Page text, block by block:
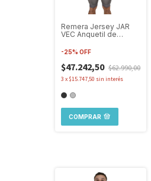
Remera Jersey JAR
VEC Anquetil de
-25% OFF
$47.242,50 $62.990,00
3 x $15.747,50 sin interés
COMPRAR